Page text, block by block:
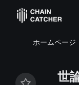
ホームページ
世